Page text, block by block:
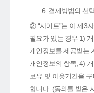
6. 결제방법의 선택
② “사이트”는 이 제3
필요가 있는 경우 1)
개인정보를 제공받는
개인정보의 항목, 4)
보유 및 이용기간을
합니다. (동의를 받은